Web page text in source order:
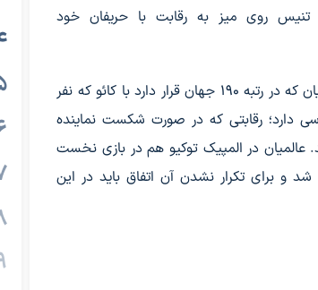
و تنیس روی میز به رقابت با حریفان خود
در این میان نیما عالمیان که در رتبه ۱۹۰ جهان قرار دارد با کائو که نفر
دارد؛ رقابتی که در صورت شکست نماینده
در المپیک توکیو هم در بازی نخست
برای تکرار نشدن آن اتفاق باید در این